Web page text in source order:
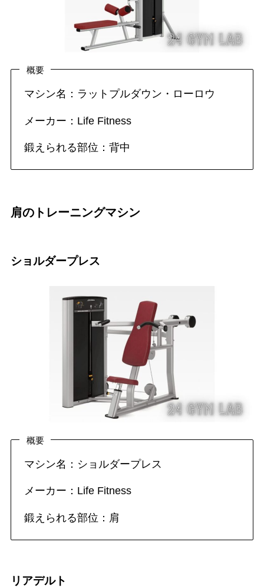
概要
マシン名：ラットプルダウン・ローロウ
メーカー：Life Fitness
鍛えられる部位：背中
肩のトレーニングマシン
ショルダープレス
概要
マシン名：ショルダープレス
メーカー：Life Fitness
鍛えられる部位：肩
リアデルト